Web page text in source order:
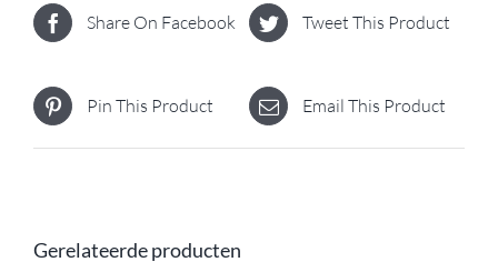
Share On Facebook Tweet This Product
Pin This Product Email This Product
Gerelateerde producten